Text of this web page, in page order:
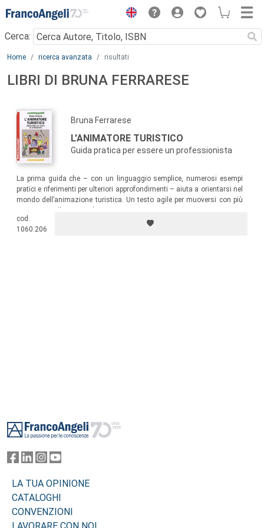
Menu
Cerca:
Main content
Home ricerca avanzata risultati
LIBRI DI BRUNA FERRARESE
Bruna Ferrarese
L'ANIMATORE TURISTICO
Guida pratica per essere un professionista
La prima guida che – con un linguaggio semplice, numerosi esempi
pratici e riferimenti per ulteriori approfondimenti – aiuta a orientarsi nel
mondo dell’animazione turistica. Un testo agile per muoversi con più
cod.
1060.206
LA TUA OPINIONE
CATALOGHI
CONVENZIONI